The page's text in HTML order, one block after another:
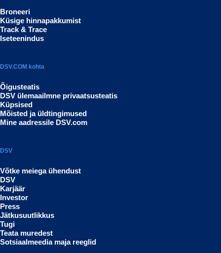
Broneeri
Küsige hinnapakkumist
Track & Trace
Iseteenindus
DSV.COM kohta
Õigusteatis
DSV ülemaailmne privaatsusteatis
Küpsised
Mõisted ja üldtingimused
Mine aadressile DSV.com
DSV
Võtke meiega ühendust
DSV
Karjäär
Investor
Press
Jätkusuutlikkus
Tugi
Teata muredest
Sotsiaalmeedia maja reeglid